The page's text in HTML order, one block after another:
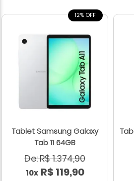
12% OFF
Tablet Samsung Galaxy
Tab 11 64GB
De: R$ 1.374,90
10x R$ 119,90